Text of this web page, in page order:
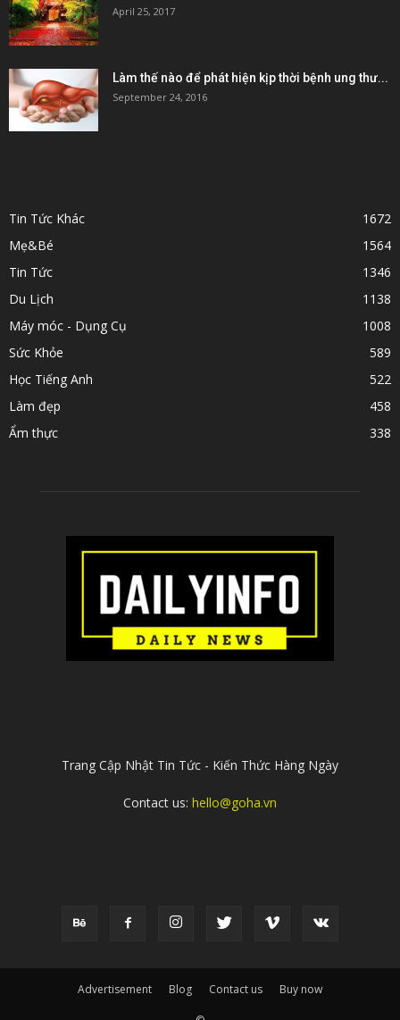
April 25, 2017
Làm thế nào để phát hiện kịp thời bệnh ung thư...
September 24, 2016
Tin Tức Khác
1672
Mẹ&Bé
1564
Tin Tức
1346
Du Lịch
1138
Máy móc - Dụng Cụ
1008
Sức Khỏe
589
Học Tiếng Anh
522
Làm đẹp
458
Ẩm thực
338
Trang Cập Nhật Tin Tức - Kiến Thức Hàng Ngày
Contact us: hello@goha.vn
Advertisement Blog Contact us Buy now